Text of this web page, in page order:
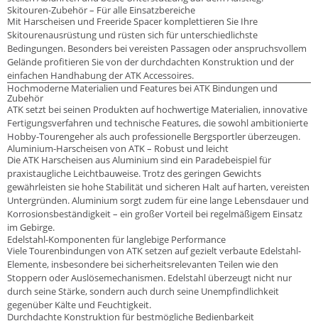
Skitouren-Zubehör – Für alle Einsatzbereiche
Mit Harscheisen und Freeride Spacer komplettieren Sie Ihre
Skitourenausrüstung und rüsten sich für unterschiedlichste
Bedingungen. Besonders bei vereisten Passagen oder anspruchsvollem
Gelände profitieren Sie von der durchdachten Konstruktion und der
einfachen Handhabung der ATK Accessoires.
Hochmoderne Materialien und Features bei ATK Bindungen und
Zubehör
ATK setzt bei seinen Produkten auf hochwertige Materialien, innovative
Fertigungsverfahren und technische Features, die sowohl ambitionierte
Hobby-Tourengeher als auch professionelle Bergsportler überzeugen.
Aluminium-Harscheisen von ATK – Robust und leicht
Die ATK Harscheisen aus Aluminium sind ein Paradebeispiel für
praxistaugliche Leichtbauweise. Trotz des geringen Gewichts
gewährleisten sie hohe Stabilität und sicheren Halt auf harten, vereisten
Untergründen. Aluminium sorgt zudem für eine lange Lebensdauer und
Korrosionsbeständigkeit – ein großer Vorteil bei regelmäßigem Einsatz
im Gebirge.
Edelstahl-Komponenten für langlebige Performance
Viele Tourenbindungen von ATK setzen auf gezielt verbaute Edelstahl-
Elemente, insbesondere bei sicherheitsrelevanten Teilen wie den
Stoppern oder Auslösemechanismen. Edelstahl überzeugt nicht nur
durch seine Stärke, sondern auch durch seine Unempfindlichkeit
gegenüber Kälte und Feuchtigkeit.
Durchdachte Konstruktion für bestmögliche Bedienbarkeit